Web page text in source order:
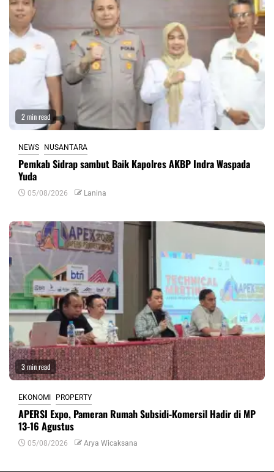
2 min read
NEWS NUSANTARA
Pemkab Sidrap sambut Baik Kapolres AKBP Indra Waspada
Yuda
05/08/2026 Lanina
3 min read
EKONOMI PROPERTY
APERSI Expo, Pameran Rumah Subsidi-Komersil Hadir di MP
13-16 Agustus
05/08/2026 Arya Wicaksana